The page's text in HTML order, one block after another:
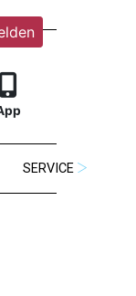
SERVICE